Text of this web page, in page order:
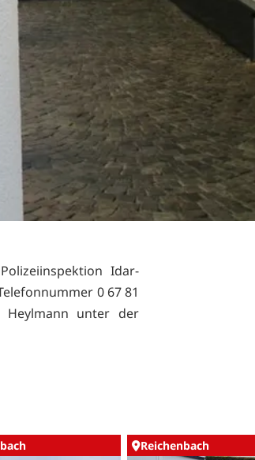
Idar-
0 67 81
Heylmann unter der
Reichenbach